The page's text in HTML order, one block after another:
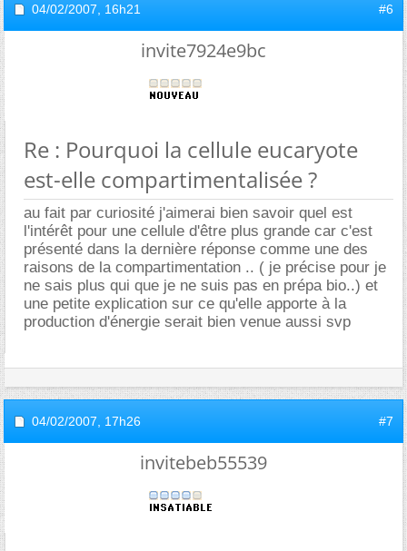
04/02/2007, 16h21 #6
invite7924e9bc
Re : Pourquoi la cellule eucaryote
est-elle compartimentalisée ?
au fait par curiosité j'aimerai bien savoir quel est
l'intérêt pour une cellule d'être plus grande car c'est
présenté dans la dernière réponse comme une des
raisons de la compartimentation .. ( je précise pour je
ne sais plus qui que je ne suis pas en prépa bio..) et
une petite explication sur ce qu'elle apporte à la
production d'énergie serait bien venue aussi svp
04/02/2007, 17h26 #7
invitebeb55539